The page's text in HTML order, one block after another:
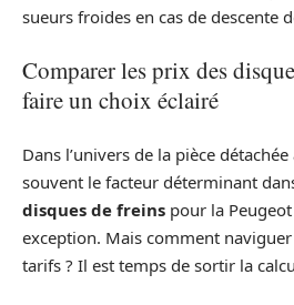
sueurs froides en cas de descente
Comparer les prix des
faire un choix éclairé
Dans l’univers de la pièce
souvent le facteur déterminant
disques de freins pour la
exception. Mais comment
tarifs ? Il est temps de sortir la